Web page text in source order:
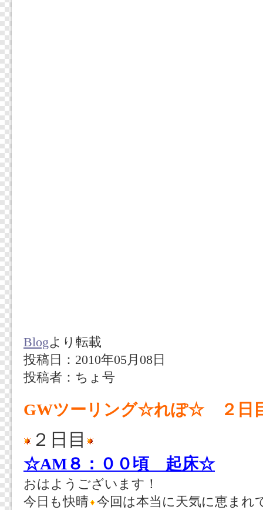
Blogより転載
投稿日：2010年05月08日
投稿者：ちょ号
GWツーリング☆れぽ☆ ２日
２日目
☆AM８：００頃 起床☆
おはようございます！
今日も快晴 今回は本当に天気に恵まれ